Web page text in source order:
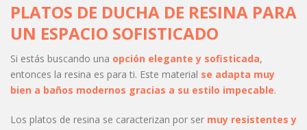
PLATOS DE DUCHA DE RESINA PARA
UN ESPACIO SOFISTICADO
Si estás buscando una opción elegante y sofisticada,
entonces la resina es para ti. Este material se adapta muy
bien a baños modernos gracias a su estilo impecable.
Los platos de resina se caracterizan por ser muy resistentes y